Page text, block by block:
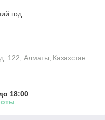
год
122, Алматы, Казахстан
18:00